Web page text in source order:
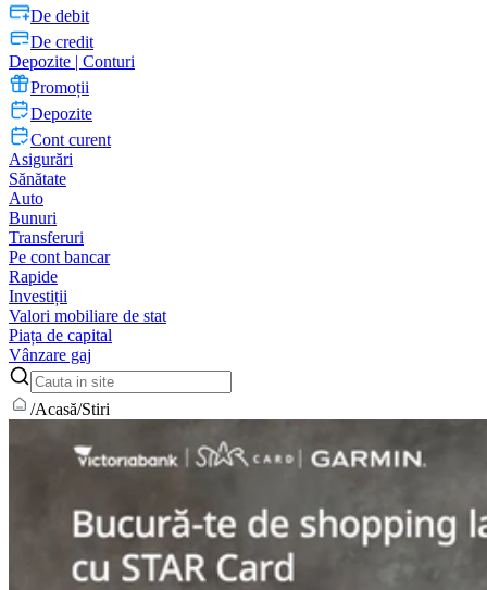
De debit
De credit
Depozite | Conturi
Promoții
Depozite
Cont curent
Asigurări
Sănătate
Auto
Bunuri
Transferuri
Pe cont bancar
Rapide
Investiții
Valori mobiliare de stat
Piața de capital
Vânzare gaj
/Acasă/Stiri